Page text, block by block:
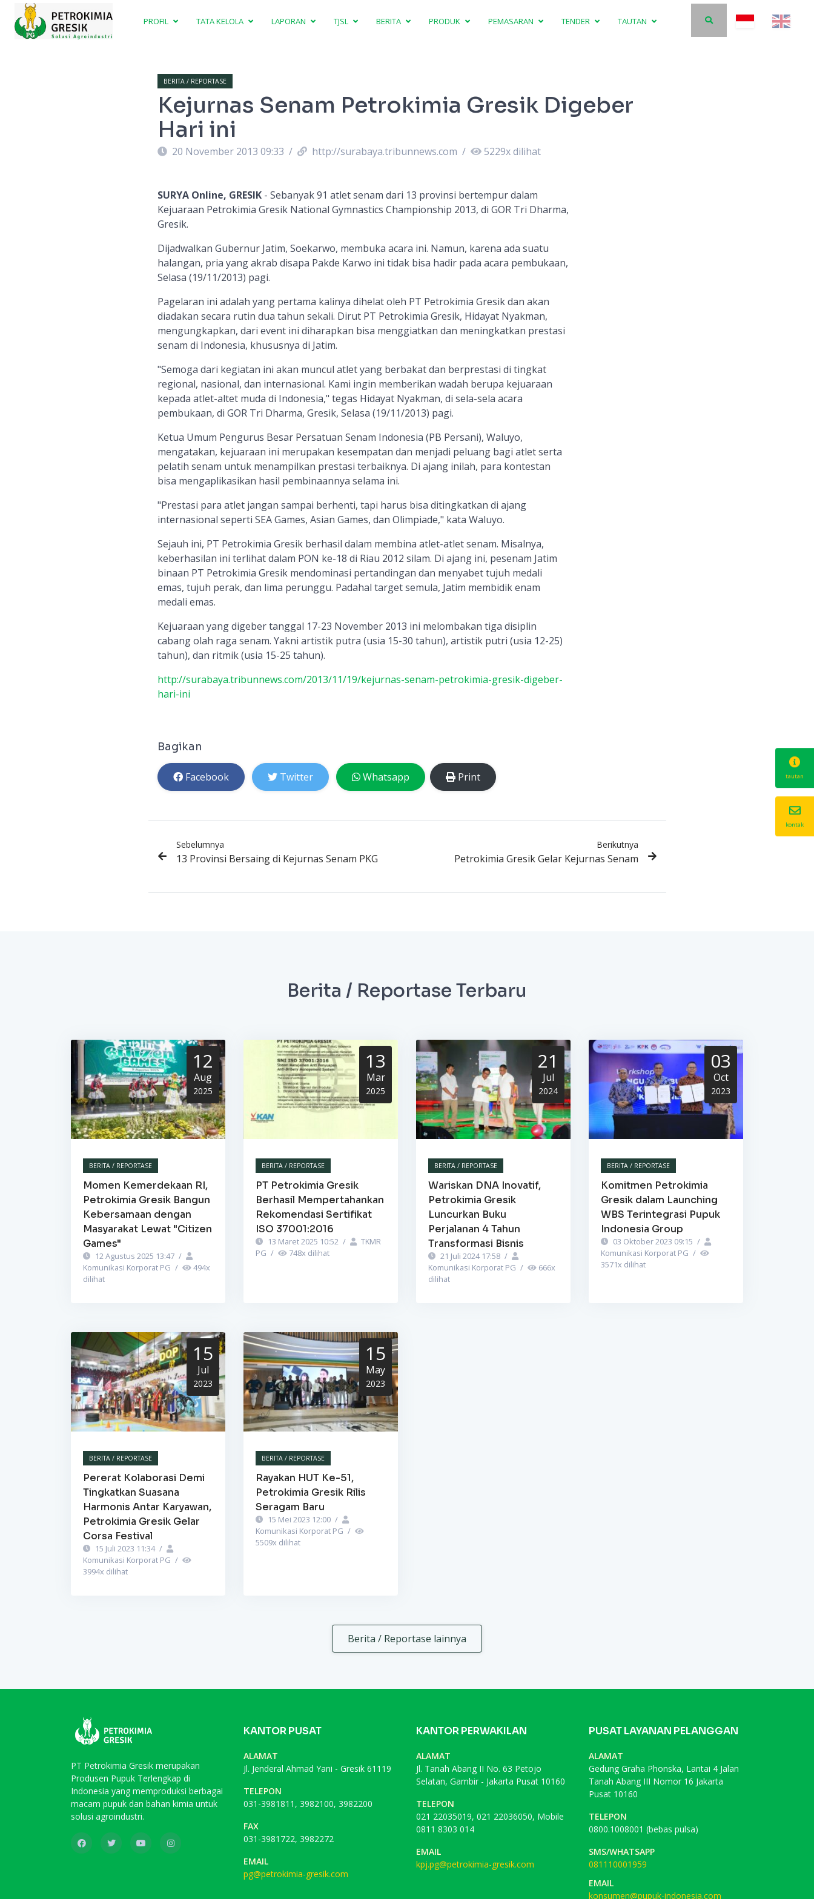
PROFIL TATA KELOLA LAPORAN TJSL BERITA PRODUK PEMASARAN TENDER TAUTAN
BERITA / REPORTASE
Kejurnas Senam Petrokimia Gresik Digeber
Hari ini
20 November 2013 09:33 / http://surabaya.tribunnews.com / 5229x dilihat
SURYA Online, GRESIK- Sebanyak 91 atlet senam dari 13 provinsi bertempur dalam
Kejuaraan Petrokimia Gresik National Gymnastics Championship 2013, di GOR Tri Dharma,
Gresik.
Dijadwalkan Gubernur Jatim, Soekarwo, membuka acara ini. Namun, karena ada suatu
halangan, pria yang akrab disapa Pakde Karwo ini tidak bisa hadir pada acara pembukaan,
Selasa (19/11/2013) pagi.
Pagelaran ini adalah yang pertama kalinya dihelat oleh PT Petrokimia Gresik dan akan
diadakan secara rutin dua tahun sekali. Dirut PT Petrokimia Gresik, Hidayat Nyakman,
mengungkapkan, dari event ini diharapkan bisa menggiatkan dan meningkatkan prestasi
senam di Indonesia, khususnya di Jatim.
"Semoga dari kegiatan ini akan muncul atlet yang berbakat dan berprestasi di tingkat
regional, nasional, dan internasional. Kami ingin memberikan wadah berupa kejuaraan
kepada atlet-altet muda di Indonesia," tegas Hidayat Nyakman, di sela-sela acara
pembukaan, di GOR Tri Dharma, Gresik, Selasa (19/11/2013) pagi.
Ketua Umum Pengurus Besar Persatuan Senam Indonesia (PB Persani), Waluyo,
mengatakan, kejuaraan ini merupakan kesempatan dan menjadi peluang bagi atlet serta
pelatih senam untuk menampilkan prestasi terbaiknya. Di ajang inilah, para kontestan
bisa mengaplikasikan hasil pembinaannya selama ini.
"Prestasi para atlet jangan sampai berhenti, tapi harus bisa ditingkatkan di ajang
internasional seperti SEA Games, Asian Games, dan Olimpiade," kata Waluyo.
Sejauh ini, PT Petrokimia Gresik berhasil dalam membina atlet-atlet senam. Misalnya,
keberhasilan ini terlihat dalam PON ke-18 di Riau 2012 silam. Di ajang ini, pesenam Jatim
binaan PT Petrokimia Gresik mendominasi pertandingan dan menyabet tujuh medali
emas, tujuh perak, dan lima perunggu. Padahal target semula, Jatim membidik enam
medali emas.
Kejuaraan yang digeber tanggal 17-23 November 2013 ini melombakan tiga disiplin
cabang olah raga senam. Yakni artistik putra (usia 15-30 tahun), artistik putri (usia 12-25)
tahun), dan ritmik (usia 15-25 tahun).
http://surabaya.tribunnews.com/2013/11/19/kejurnas-senam-petrokimia-gresik-digeber-
hari-ini
Bagikan
Facebook Twitter Whatsapp Print
Sebelumnya
13 Provinsi Bersaing di Kejurnas Senam PKG
Berikutnya
Petrokimia Gresik Gelar Kejurnas Senam
Berita / Reportase Terbaru
12
Aug
2025
BERITA / REPORTASE
Momen Kemerdekaan RI,
Petrokimia Gresik Bangun
Kebersamaan dengan
Masyarakat Lewat "Citizen
Games"
12 Agustus 2025 13:47 /
Komunikasi Korporat PG / 494x
dilihat
13
Mar
2025
BERITA / REPORTASE
PT Petrokimia Gresik
Berhasil Mempertahankan
Rekomendasi Sertifikat
ISO 37001:2016
13 Maret 2025 10:52 /
TKMR
PG / 748x dilihat
21
Jul
2024
BERITA / REPORTASE
Wariskan DNA Inovatif,
Petrokimia Gresik
Luncurkan Buku
Perjalanan 4 Tahun
Transformasi Bisnis
21 Juli 2024 17:58 /
Komunikasi Korporat PG / 666x
dilihat
03
Oct
2023
BERITA / REPORTASE
Komitmen Petrokimia
Gresik dalam Launching
WBS Terintegrasi Pupuk
Indonesia Group
03 Oktober 2023 09:15 /
Komunikasi Korporat PG /
3571x dilihat
15
Jul
2023
BERITA / REPORTASE
Pererat Kolaborasi Demi
Tingkatkan Suasana
Harmonis Antar Karyawan,
Petrokimia Gresik Gelar
Corsa Festival
15 Juli 2023 11:34 /
Komunikasi Korporat PG /
3994x dilihat
15
May
2023
BERITA / REPORTASE
Rayakan HUT Ke-51,
Petrokimia Gresik Rilis
Seragam Baru
15 Mei 2023 12:00 /
Komunikasi Korporat PG /
5509x dilihat
Berita / Reportase lainnya
PT Petrokimia Gresik merupakan
Produsen Pupuk Terlengkap di
Indonesia yang memproduksi berbagai
macam pupuk dan bahan kimia untuk
solusi agroindustri.
KANTOR PUSAT
ALAMAT
Jl. Jenderal Ahmad Yani - Gresik 61119
TELEPON
031-3981811, 3982100, 3982200
FAX
031-3981722, 3982272
EMAIL
pg@petrokimia-gresik.com
KANTOR PERWAKILAN
ALAMAT
Jl. Tanah Abang II No. 63 Petojo
Selatan, Gambir - Jakarta Pusat 10160
TELEPON
021 22035019, 021 22036050, Mobile
0811 8303 014
EMAIL
kpj.pg@petrokimia-gresik.com
PUSAT LAYANAN PELANGGAN
ALAMAT
Gedung Graha Phonska, Lantai 4 Jalan
Tanah Abang III Nomor 16 Jakarta
Pusat 10160
TELEPON
0800.1008001 (bebas pulsa)
SMS/WHATSAPP
081110001959
EMAIL
konsumen@pupuk-indonesia.com
tautan
kontak